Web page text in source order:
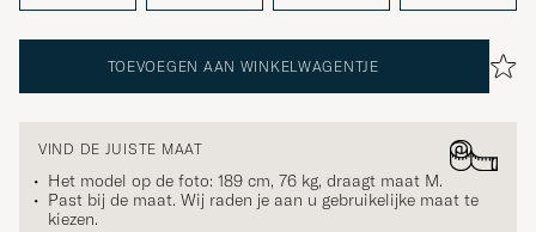
TOEVOEGEN AAN WINKELWAGENTJE
VIND DE JUISTE MAAT
Het model op de foto: 189 cm, 76 kg, draagt maat M.
Past bij de maat. Wij raden je aan u gebruikelijke maat te
kiezen.